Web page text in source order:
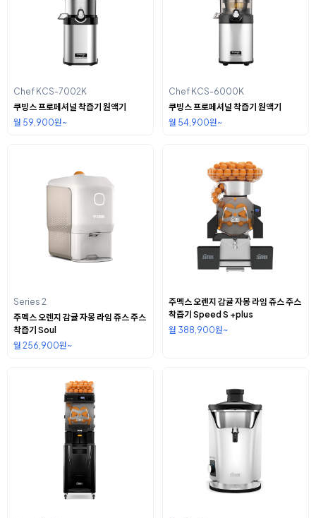
Chef KCS-7002K
쿠빙스 프로페셔널 착즙기 원액기
월 59,900원~
Chef KCS-6000K
쿠빙스 프로페셔널 착즙기 원액기
월 54,900원~
Series 2
주멕스 오렌지 감귤 자몽 라임 쥬스 주스
착즙기 Soul
월 256,900원~
주멕스 오렌지 감귤 자몽 라임 쥬스 주스
착즙기 Speed S +plus
월 388,900원~